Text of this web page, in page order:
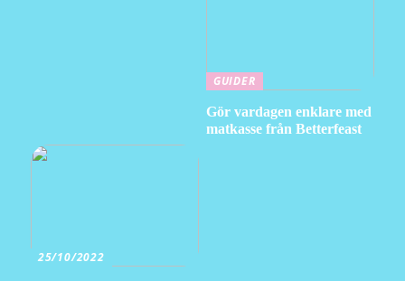
GUIDER
Gör vardagen enklare med
matkasse från Betterfeast
25/10/2022